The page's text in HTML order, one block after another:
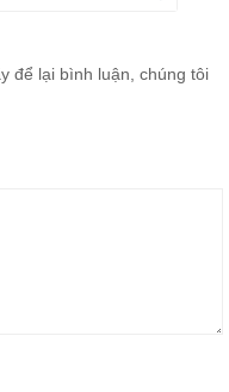
để lại bình luận, chúng tôi